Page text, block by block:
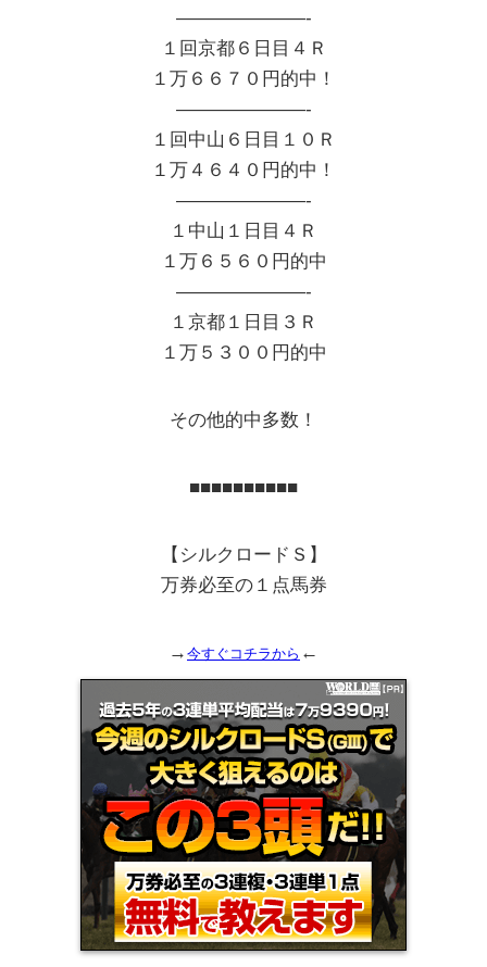
———————-
１回京都６日目４Ｒ
１万６６７０円的中！
———————-
１回中山６日目１０Ｒ
１万４６４０円的中！
———————-
１中山１日目４Ｒ
１万６５６０円的中
———————-
１京都１日目３Ｒ
１万５３００円的中
その他的中多数！
■■■■■■■■■■
【シルクロードＳ】
万券必至の１点馬券
→ 今すぐコチラから ←